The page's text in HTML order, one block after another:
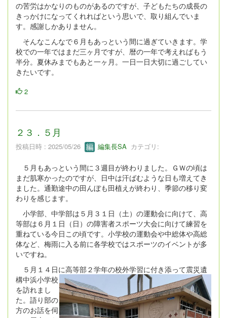
の苦労はかなりのものがあるのですが、子どもたちの成長の
きっかけになってくれればという思いで、取り組んでいま
す。感謝しかありません。
そんなこんなで６月もあっという間に過ぎていきます。学
校での一年ではまだ三ヶ月ですが、暦の一年で考えればもう
半分。夏休みまでもあと一ヶ月。一日一日大切に過ごしてい
きたいです。
2
２３．５月
投稿日時 : 2025/05/26 編集長SA カテゴリ:
５月もあっという間に３週目が終わりました。ＧＷの頃は
まだ肌寒かったのですが、日中は汗ばむような日も増えてき
ました。通勤途中の田んぼも田植えが終わり、季節の移り変
わりを感じます。
小学部、中学部は５月３１日（土）の運動会に向けて、高
等部は６月１日（日）の障害者スポーツ大会に向けて練習を
重ねている今日この頃です。小学校の運動会や中総体や高総
体など、梅雨に入る前に各学校ではスポーツのイベントが多
いですね。
５月１４日に高等部２学年の校外学習に付き添って震災遺
構中浜小学校
を訪れまし
た。語り部の
方のお話を伺